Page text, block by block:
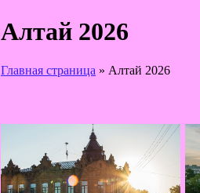
Алтай 2026
Главная страница » Алтай 2026